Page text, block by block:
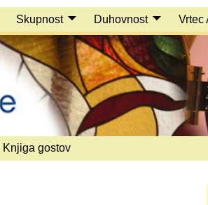
Skupnost Duhovnost Vrtec
Knjiga gostov